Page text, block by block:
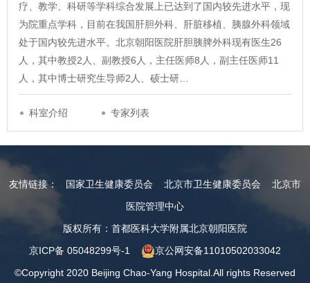
疗、教学、科研等学科综合发展上已达到了国内较先进水平，现
为院重点学科，目前在我国肝胆外科、肝脏移植、胰腺外科领域
处于国内较先进水平。北京朝阳医院肝胆胰脾外科现有医生26
人，其中教授2人、副教授6人，主任医师8人，副主任医师11
人，其中博士研究生导师2人、硕士研…
科室介绍 专家列表
友情链接： 国家卫生健康委员会 北京市卫生健康委员会
北京市
医院管理中心
版权所有：首都医科大学附属北京朝阳医院
京ICP备 05048299号-1
京公网安备11010502033042
©Copyright 2020 Beijing Chao-Yang Hospital.All rights Reserved